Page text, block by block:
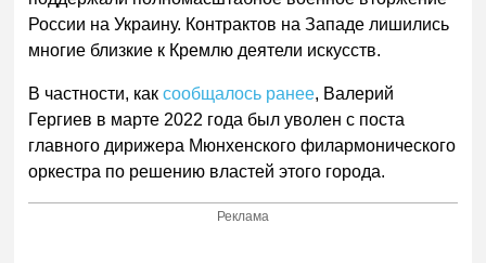
России на Украину. Контрактов на Западе лишились
многие близкие к Кремлю деятели искусств.
В частности, каксообщалось ранее, Валерий
Гергиев в марте 2022 года был уволен с поста
главного дирижера Мюнхенского филармонического
оркестра по решению властей этого города.
Реклама